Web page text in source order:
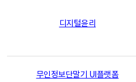
디지털윤리
무인정보단말기 UI플랫폼